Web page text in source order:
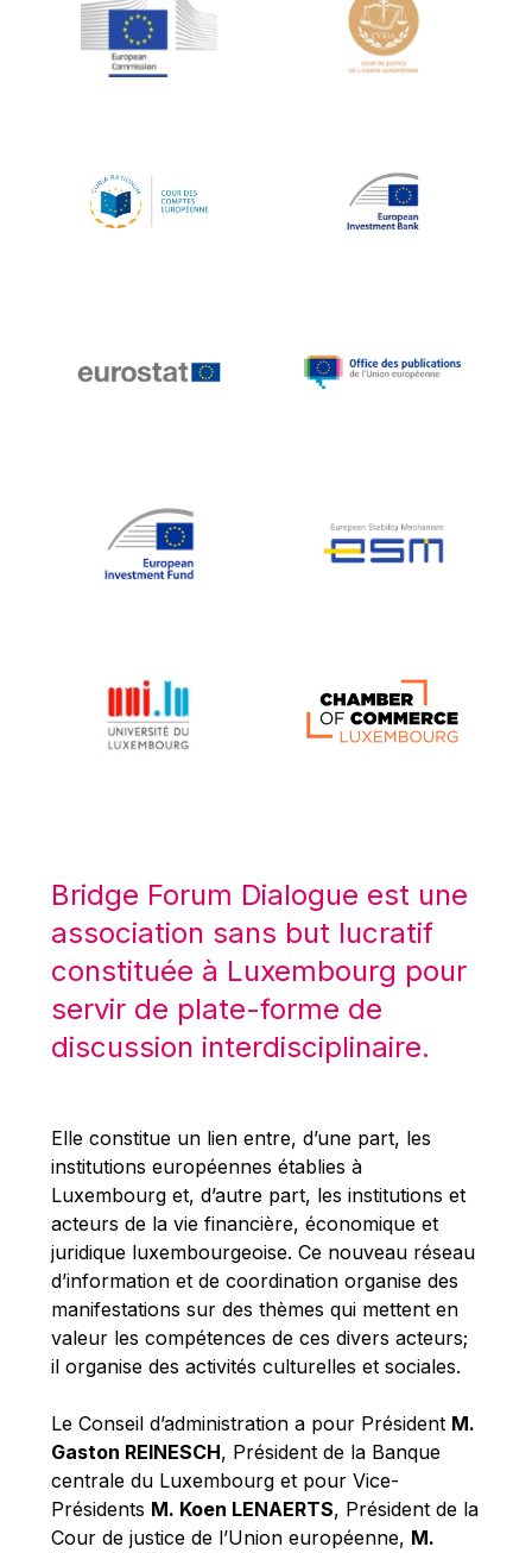
Jean-Louis Schiltz
Jean-Victor Louis
Johnny Åkerholm
Katharien L.C. Hunt
Klaus-Heiner Lehne
Koen LENAERTS
Lars Heikensten
Lucas Papademos
Máire Geoghegan-Quinn
Mario Centeno
Mario Monti
Maroš ŠEFČOVIČ
Martin Bailey
Martine Reicherts
Michael Sohlman
Michel Goedert
Mireille Delmas-Marty
Nobuo Tanaka
Otmar Issing
Paolo Mengozzi
Paschal Donohoe
Pat Cox
Patrizia Nanz
Philippe Maystadt
Pierre Gramegna
Bridge Forum Dialogue est une
association sans but lucratif
constituée à Luxembourg pour
servir de plate-forme de
discussion interdisciplinaire.
Elle constitue un lien entre, d’une part, les
institutions européennes établies à
Luxembourg et, d’autre part, les institutions et
acteurs de la vie financière, économique et
juridique luxembourgeoise. Ce nouveau réseau
d’information et de coordination organise des
manifestations sur des thèmes qui mettent en
valeur les compétences de ces divers acteurs;
il organise des activités culturelles et sociales.
Le Conseil d’administration a pour Président M.
Gaston REINESCH, Président de la Banque
centrale du Luxembourg et pour Vice-
Présidents M. Koen LENAERTS, Président de la
Cour de justice de l’Union européenne, M.